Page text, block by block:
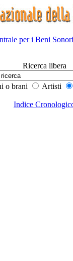
per i Beni
Ricerca libera
o brani Artisti
Indice